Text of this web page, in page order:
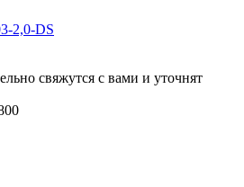
2,0-DS
свяжутся с вами и уточнят